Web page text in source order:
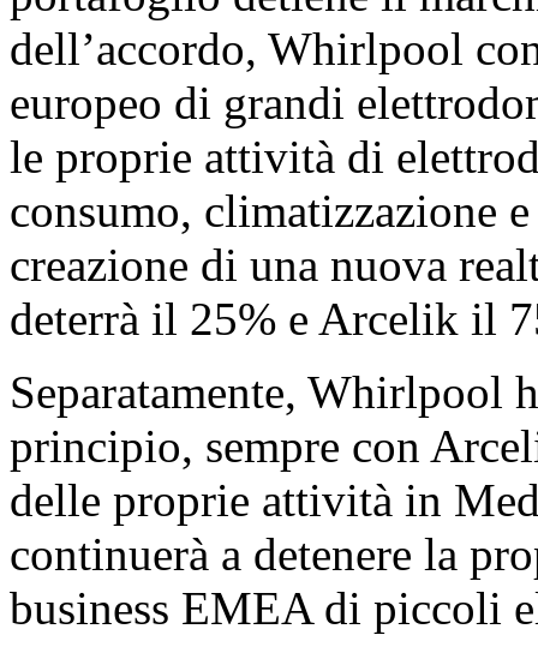
dell’accordo, Whirlpool
europeo di grandi
le proprie attività di
consumo, climatizzazione
creazione di una nuova
deterrà il 25% e Arcelik il
Separatamente, Whirlpool
principio, sempre con
delle proprie attività in
continuerà a detenere la
business EMEA di piccoli